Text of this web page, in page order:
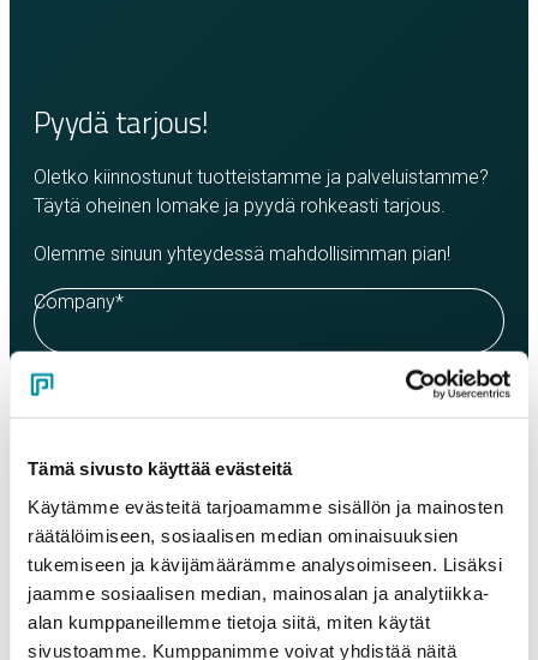
Tämä sivusto käyttää evästeitä
Käytämme evästeitä tarjoamamme sisällön ja mainosten
räätälöimiseen, sosiaalisen median ominaisuuksien
tukemiseen ja kävijämäärämme analysoimiseen. Lisäksi
jaamme sosiaalisen median, mainosalan ja analytiikka-
alan kumppaneillemme tietoja siitä, miten käytät
sivustoamme. Kumppanimme voivat yhdistää näitä
Pyydä tarjous!
Oletko kiinnostunut tuotteistamme ja palveluistamme?
Täytä oheinen lomake ja pyydä rohkeasti tarjous.
Olemme sinuun yhteydessä mahdollisimman pian!
Company*
Contact person
Phone